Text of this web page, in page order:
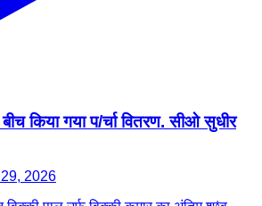
किया गया प/र्चा वितरण. सीओ सुधीर
2026